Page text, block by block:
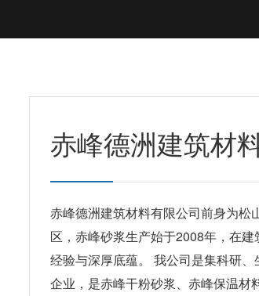
赤峰德洲建筑材
赤峰德洲建筑材料有限公司前身为松
区，赤峰砂浆生产始于2008年，在
经验与深厚底蕴。 我公司是集科研
企业，是赤峰干粉砂浆、赤峰保温材